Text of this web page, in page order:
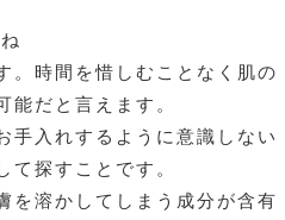
。時間を惜しむことなく肌の
だと言えます。
手入れするように意識しない
て探すことです。
を溶かしてしまう成分が含有